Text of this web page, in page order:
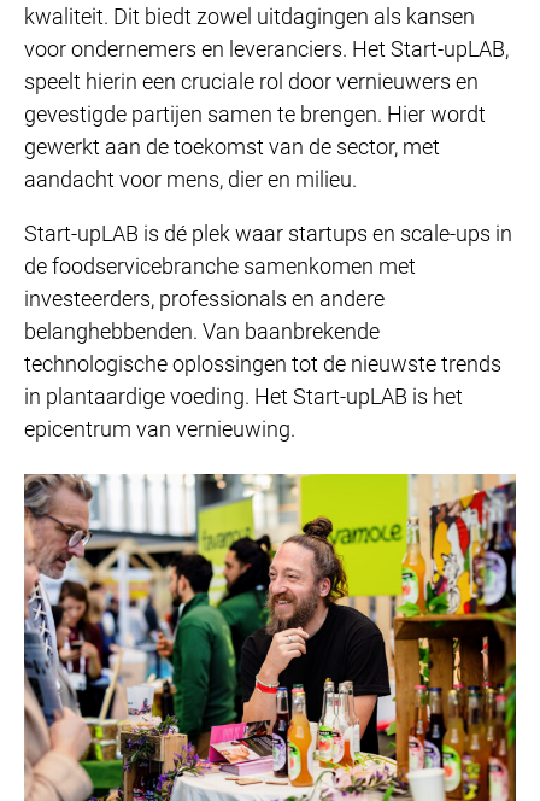
kwaliteit. Dit biedt zowel uitdagingen als kansen
voor ondernemers en leveranciers. Het Start-upLAB,
speelt hierin een cruciale rol door vernieuwers en
gevestigde partijen samen te brengen. Hier wordt
gewerkt aan de toekomst van de sector, met
aandacht voor mens, dier en milieu.
Start-upLAB is dé plek waar startups en scale-ups in
de foodservicebranche samenkomen met
investeerders, professionals en andere
belanghebbenden. Van baanbrekende
technologische oplossingen tot de nieuwste trends
in plantaardige voeding. Het Start-upLAB is het
epicentrum van vernieuwing.